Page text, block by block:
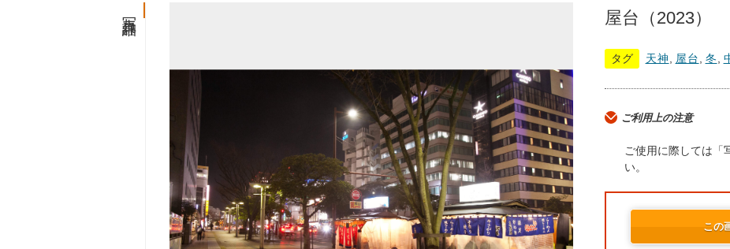
屋台（2023）
タグ 天神 屋台 冬
ご利用上の注意
ご使用に際しては「
い。
この